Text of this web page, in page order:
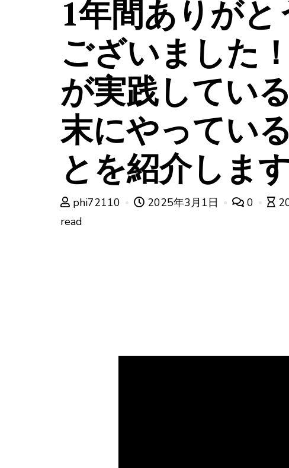
1年間ありがと
ございました
が実践してい
末にやってい
とを紹介しま
phi72110 2025年3月1日 0
read